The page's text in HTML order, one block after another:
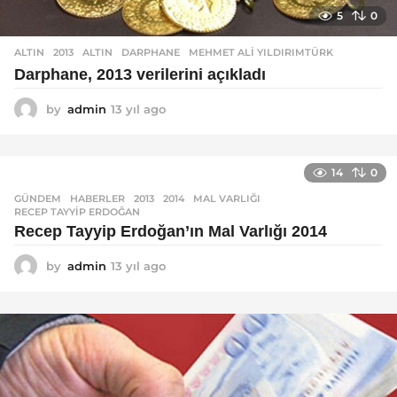
5 0
ALTIN 2013 ,ALTIN ,DARPHANE ,MEHMET ALI YILDIRIMTÜRK
Darphane, 2013 verilerini açıkladı
by admin 13 yıl ago
a
o
14 0
GÜNDEM ,HABERLER 2013 ,2014 ,MAL VARLIĞI
RECEP TAYYIP ERDOĞAN
Recep Tayyip Erdoğan’ın Mal Varlığı 2014
by admin 13 yıl ago
ı
g
o